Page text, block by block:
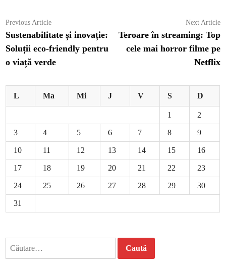
Navigare
în
articole
Previous ArticlePrevious
article:
Sustenabilitate și inovație:
Soluții eco-friendly pentru
o viață verde
Next Article
Teroare în streaming: Top
cele mai horror filme pe
Netflix
L Ma Mi J V S D
1 2
3 4 5 6 7 8 9
10 11 12 13 14 15 16
17 18 19 20 21 22 23
24 25 26 27 28 29 30
31